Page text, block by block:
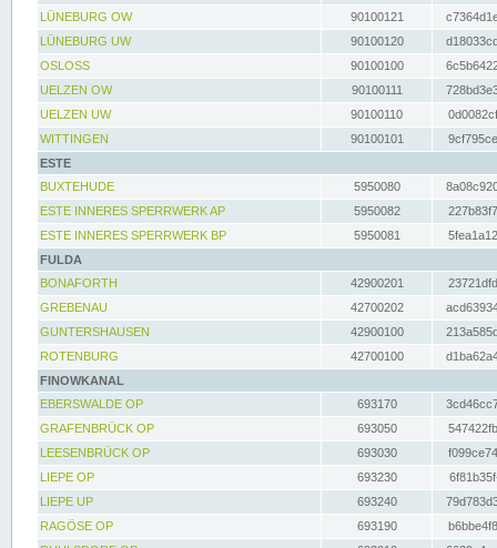
LÜNEBURG OW
90100121
LÜNEBURG UW
90100120
OSLOSS
90100100
UELZEN OW
90100111
UELZEN UW
90100110
WITTINGEN
90100101
ESTE
BUXTEHUDE
5950080
ESTE INNERES SPERRWERK AP
5950082
ESTE INNERES SPERRWERK BP
5950081
FULDA
BONAFORTH
42900201
GREBENAU
42700202
GUNTERSHAUSEN
42900100
ROTENBURG
42700100
FINOWKANAL
EBERSWALDE OP
693170
GRAFENBRÜCK OP
693050
LEESENBRÜCK OP
693030
LIEPE OP
693230
LIEPE UP
693240
RAGÖSE OP
693190